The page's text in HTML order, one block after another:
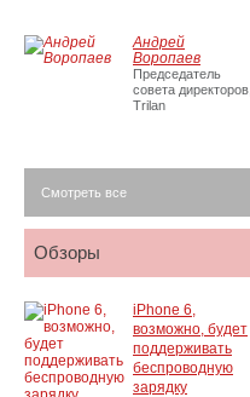
Андрей
Воропаев
Председатель
совета директоров,
Trilan
Смотреть все
Обзоры
iPhone 6,
возможно, будет
поддерживать
беспроводную
зарядку